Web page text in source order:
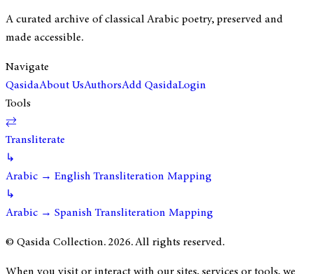
A curated archive of classical Arabic poetry, preserved and
made accessible.
Navigate
QasidaAbout UsAuthorsAdd QasidaLogin
Tools
⇄
Transliterate
↳
Arabic → English Transliteration Mapping
↳
Arabic → Spanish Transliteration Mapping
© Qasida Collection.2026. All rights reserved.